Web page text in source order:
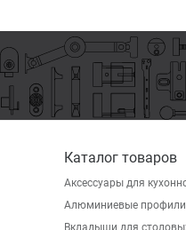
Каталог товаров
Аксессуары для
Алюминиевые
Вкладыши для